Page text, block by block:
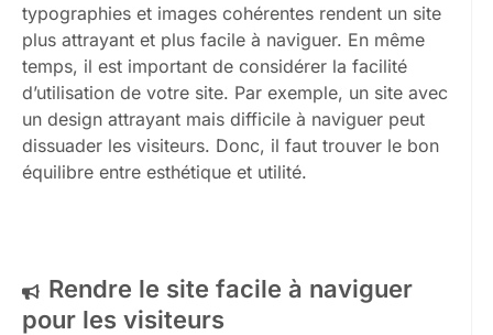
typographies et images cohérentes rendent un site
plus attrayant et plus facile à naviguer. En même
temps, il est important de considérer la facilité
d’utilisation de votre site. Par exemple, un site avec
un design attrayant mais difficile à naviguer peut
dissuader les visiteurs. Donc, il faut trouver le bon
équilibre entre esthétique et utilité.
Rendre le site facile à naviguer
pour les visiteurs